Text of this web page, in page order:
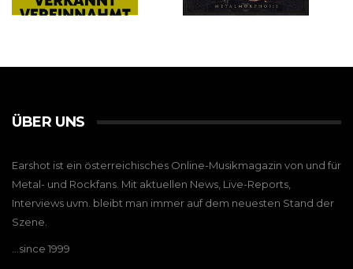
ÜBER UNS
Earshot ist ein österreichisches Online-Musikmagazin von und für
Metal- und Rockfans. Mit aktuellen News, Live-Reports,
Interviews uvm. bleibt man immer auf dem neuesten Stand der
Szene.
…since 1999